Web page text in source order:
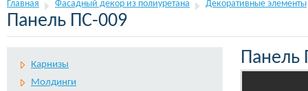
Главная Фасадный декор из полиуретана Декоративные элементы
Панель ПС-009
Карнизы
Молдинги
Панель